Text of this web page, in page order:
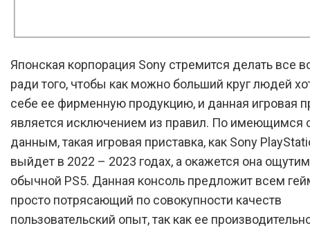
Японская корпорация Sony стремится делать все
ради того, чтобы как можно больший круг людей
себе ее фирменную продукцию, и данная игровая
является исключением из правил. По имеющимся
данным, такая игровая приставка, как Sony
выйдет в 2022 – 2023 годах, а окажется она
обычной PS5. Данная консоль предложит всем
просто потрясающий по совокупности качеств
пользовательский опыт, так как ее